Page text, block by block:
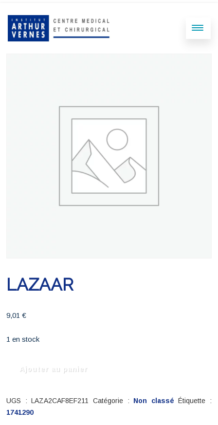
LAZAAR
9,01€
1 en stock
Ajouter au panier
UGS :LAZA2CAF8EF211 Catégorie : Non classé Étiquette :
1741290